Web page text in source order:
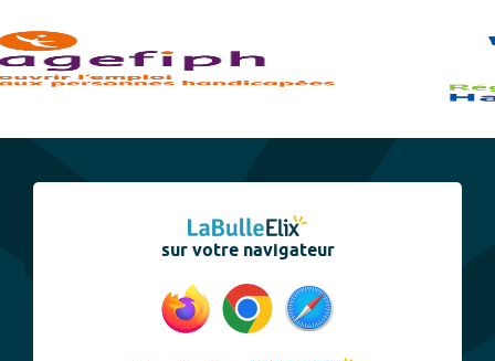
sur votre navigateur